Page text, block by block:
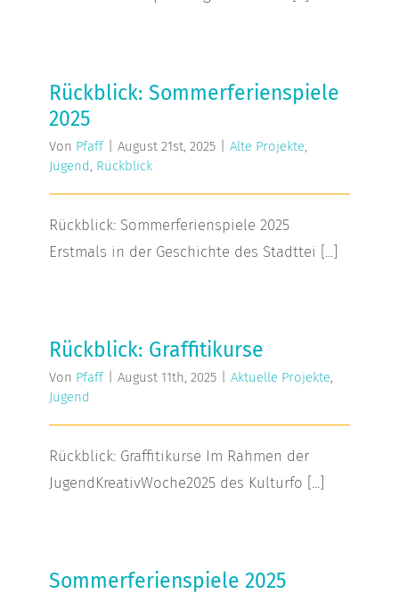
Rückblick: Sommerferienspiele
2025
Von Pfaff August 21st, 2025 Alte Projekte,
Jugend, Rückblick
Rückblick: Sommerferienspiele 2025
Erstmals in der Geschichte des Stadttei [...]
Rückblick: Graffitikurse
Von Pfaff August 11th, 2025 Aktuelle Projekte,
Jugend
Rückblick: Graffitikurse Im Rahmen der
JugendKreativWoche2025 des Kulturfo [...]
Sommerferienspiele 2025